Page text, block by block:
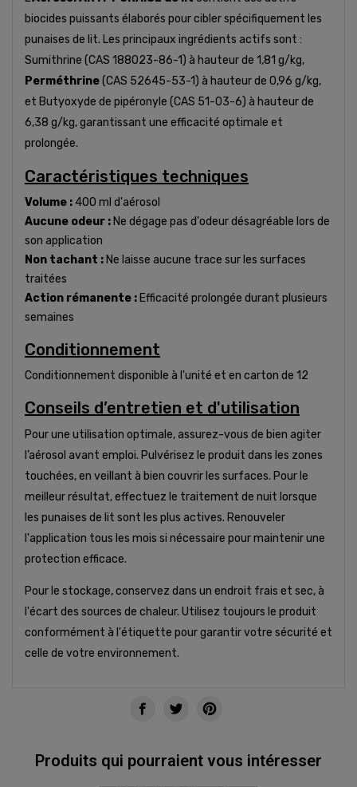
biocides puissants élaborés pour cibler spécifiquement les
punaises de lit. Les principaux ingrédients actifs sont :
Sumithrine (CAS 188023-86-1) à hauteur de 1,81 g/kg,
Perméthrine(CAS 52645-53-1) à hauteur de 0,96 g/kg,
et Butyoxyde de pipéronyle (CAS 51-03-6) à hauteur de
6,38 g/kg, garantissant une efficacité optimale et
prolongée.
Caractéristiques techniques
Volume : 400 ml d'aérosol
Aucune odeur : Ne dégage pas d'odeur désagréable lors de
son application
Non tachant : Ne laisse aucune trace sur les surfaces
traitées
Action rémanente : Efficacité prolongée durant plusieurs
semaines
Conditionnement
Conditionnement disponible à l'unité et en carton de 12
Conseils d’entretien et d'utilisation
Pour une utilisation optimale, assurez-vous de bien agiter
l’aérosol avant emploi. Pulvérisez le produit dans les zones
touchées, en veillant à bien couvrir les surfaces. Pour le
meilleur résultat, effectuez le traitement de nuit lorsque
les punaises de lit sont les plus actives. Renouveler
l'application tous les mois si nécessaire pour maintenir une
protection efficace.
Pour le stockage, conservez dans un endroit frais et sec, à
l'écart des sources de chaleur. Utilisez toujours le produit
conformément à l'étiquette pour garantir votre sécurité et
celle de votre environnement.
Produits qui pourraient vous intéresser